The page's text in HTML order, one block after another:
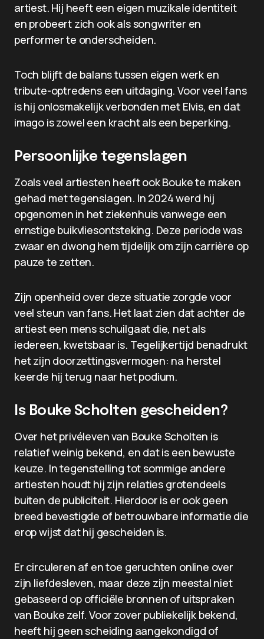
artiest. Hij heeft een eigen muzikale identiteit
en probeert zich ook als songwriter en
performer te onderscheiden.
Toch blijft de balans tussen eigen werk en
tribute-optredens een uitdaging. Voor veel fans
is hij onlosmakelijk verbonden met Elvis, en dat
imago is zowel een kracht als een beperking.
Persoonlijke tegenslagen
Zoals veel artiesten heeft ook Bouke te maken
gehad met tegenslagen. In 2024 werd hij
opgenomen in het ziekenhuis vanwege een
ernstige buikvliesontsteking. Deze periode was
zwaar en dwong hem tijdelijk om zijn carrière op
pauze te zetten.
Zijn openheid over deze situatie zorgde voor
veel steun van fans. Het laat zien dat achter de
artiest een mens schuilgaat die, net als
iedereen, kwetsbaar is. Tegelijkertijd benadrukt
het zijn doorzettingsvermogen: na herstel
keerde hij terug naar het podium.
Is Bouke Scholten gescheiden?
Over het privéleven van Bouke Scholten is
relatief weinig bekend, en dat is een bewuste
keuze. In tegenstelling tot sommige andere
artiesten houdt hij zijn relaties grotendeels
buiten de publiciteit. Hierdoor is er ook geen
breed bevestigde of betrouwbare informatie die
erop wijst dat hij gescheiden is.
Er circuleren af en toe geruchten online over
zijn liefdesleven, maar deze zijn meestal niet
gebaseerd op officiële bronnen of uitspraken
van Bouke zelf. Voor zover publiekelijk bekend,
heeft hij geen scheiding aangekondigd of